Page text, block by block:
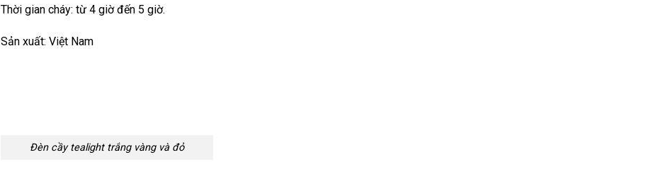
Thời gian cháy: từ 4 giờ đến 5 giờ.
Sản xuất: Việt Nam
Đèn cầy tealight trắng vàng và đỏ